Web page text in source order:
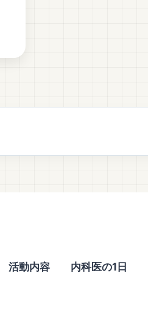
活動内容 内科医の1日